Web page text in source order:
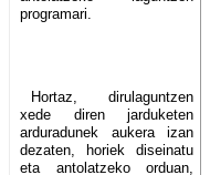
programari.
Hortaz, dirulaguntzen
xede diren jarduketen
arduradunek aukera izan
dezaten, horiek diseinatu
eta antolatzeko orduan,